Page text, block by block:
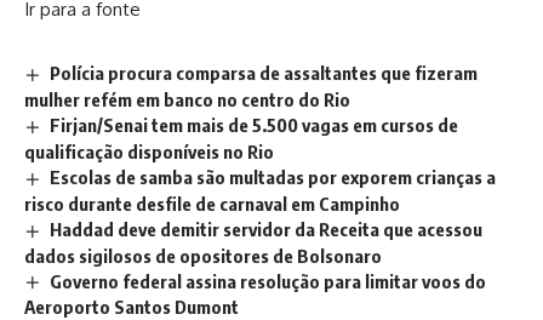
Ir para a fonte
Polícia procura comparsa de assaltantes que fizeram
mulher refém em banco no centro do Rio
Firjan/Senai tem mais de 5.500 vagas em cursos de
qualificação disponíveis no Rio
Escolas de samba são multadas por exporem crianças a
risco durante desfile de carnaval em Campinho
Haddad deve demitir servidor da Receita que acessou
dados sigilosos de opositores de Bolsonaro
Governo federal assina resolução para limitar voos do
Aeroporto Santos Dumont